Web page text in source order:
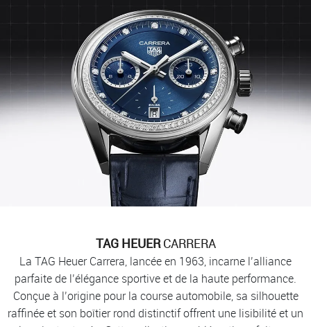
TAG HEUER CARRERA
La TAG Heuer Carrera, lancée en 1963, incarne l’alliance
parfaite de l’élégance sportive et de la haute performance.
Conçue à l’origine pour la course automobile, sa silhouette
raffinée et son boîtier rond distinctif offrent une lisibilité et un